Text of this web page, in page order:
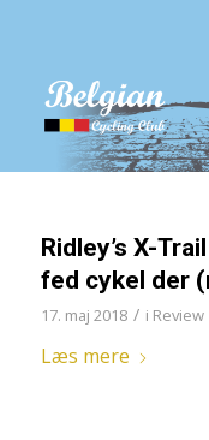
Ridley’s X-
fed cykel der
17. maj 2018 / i Review
Læs mere